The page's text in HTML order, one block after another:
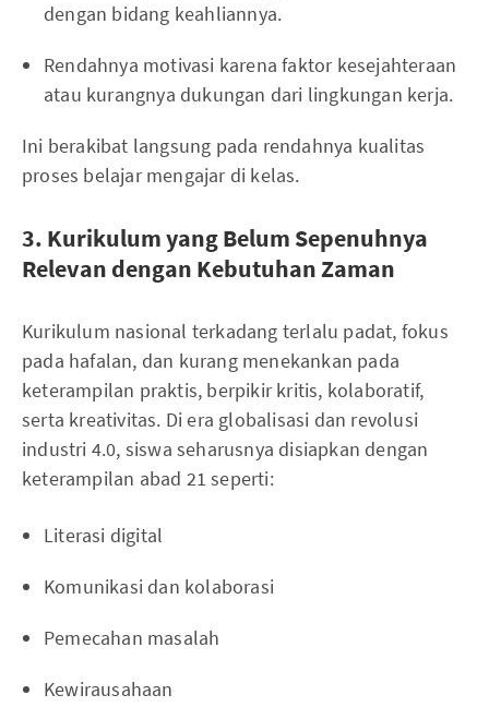
dengan bidang keahliannya.
Rendahnya motivasi karena faktor kesejahteraan
atau kurangnya dukungan dari lingkungan kerja.
Ini berakibat langsung pada rendahnya kualitas
proses belajar mengajar di kelas.
3. Kurikulum yang Belum Sepenuhnya
Relevan dengan Kebutuhan Zaman
Kurikulum nasional terkadang terlalu padat, fokus
pada hafalan, dan kurang menekankan pada
keterampilan praktis, berpikir kritis, kolaboratif,
serta kreativitas. Di era globalisasi dan revolusi
industri 4.0, siswa seharusnya disiapkan dengan
keterampilan abad 21 seperti:
Literasi digital
Komunikasi dan kolaborasi
Pemecahan masalah
Kewirausahaan